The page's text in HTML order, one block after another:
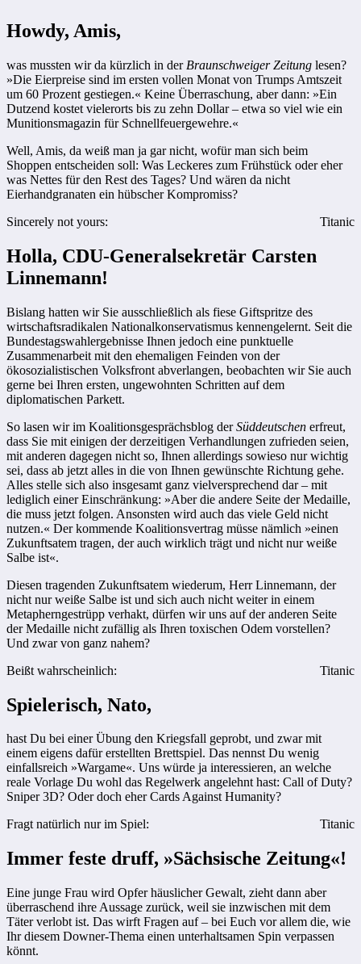
Howdy, Amis,
was mussten wir da kürzlich in der Braunschweiger Zeitung lesen?
»Die Eierpreise sind im ersten vollen Monat von Trumps Amtszeit
um 60 Prozent gestiegen.« Keine Überraschung, aber dann: »Ein
Dutzend kostet vielerorts bis zu zehn Dollar – etwa so viel wie ein
Munitionsmagazin für Schnellfeuergewehre.«
Well, Amis, da weiß man ja gar nicht, wofür man sich beim
Shoppen entscheiden soll: Was Leckeres zum Frühstück oder eher
was Nettes für den Rest des Tages? Und wären da nicht
Eierhandgranaten ein hübscher Kompromiss?
Sincerely not yours:
Titanic
Holla, CDU-Generalsekretär Carsten
Linnemann!
Bislang hatten wir Sie ausschließlich als fiese Giftspritze des
wirtschaftsradikalen Nationalkonservatismus kennengelernt. Seit die
Bundestagswahlergebnisse Ihnen jedoch eine punktuelle
Zusammenarbeit mit den ehemaligen Feinden von der
ökosozialistischen Volksfront abverlangen, beobachten wir Sie auch
gerne bei Ihren ersten, ungewohnten Schritten auf dem
diplomatischen Parkett.
So lasen wir im Koalitionsgesprächsblog derSüddeutschen erfreut,
dass Sie mit einigen der derzeitigen Verhandlungen zufrieden seien,
mit anderen dagegen nicht so, Ihnen allerdings sowieso nur wichtig
sei, dass ab jetzt alles in die von Ihnen gewünschte Richtung gehe.
Alles stelle sich also insgesamt ganz vielversprechend dar – mit
lediglich einer Einschränkung: »Aber die andere Seite der Medaille,
die muss jetzt folgen. Ansonsten wird auch das viele Geld nicht
nutzen.« Der kommende Koalitionsvertrag müsse nämlich »einen
Zukunftsatem tragen, der auch wirklich trägt und nicht nur weiße
Salbe ist«.
Diesen tragenden Zukunftsatem wiederum, Herr Linnemann, der
nicht nur weiße Salbe ist und sich auch nicht weiter in einem
Metapherngestrüpp verhakt, dürfen wir uns auf der anderen Seite
der Medaille nicht zufällig als Ihren toxischen Odem vorstellen?
Und zwar von ganz nahem?
Beißt wahrscheinlich:
Titanic
Spielerisch, Nato,
hast Du bei einer Übung den Kriegsfall geprobt, und zwar mit
einem eigens dafür erstellten Brettspiel. Das nennst Du wenig
einfallsreich »Wargame«. Uns würde ja interessieren, an welche
reale Vorlage Du wohl das Regelwerk angelehnt hast: Call of Duty?
Sniper 3D? Oder doch eher Cards Against Humanity?
Fragt natürlich nur im Spiel:
Titanic
Immer feste druff, »Sächsische Zeitung«!
Eine junge Frau wird Opfer häuslicher Gewalt, zieht dann aber
überraschend ihre Aussage zurück, weil sie inzwischen mit dem
Täter verlobt ist. Das wirft Fragen auf – bei Euch vor allem die, wie
Ihr diesem Downer-Thema einen unterhaltsamen Spin verpassen
könnt.